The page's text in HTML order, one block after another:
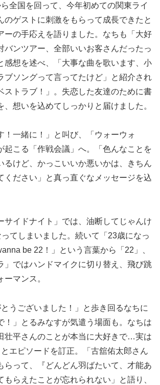
全国を回って、今年初めての関東ライ
のゲストに刺激をもらって成長できたと
ーの手応えを語りました。なちも「大好
バンツアー、全部いいお客さんだったっ
感想を述べ、「大事な曲を歌います、小
ブソングって言ってたけど」と紹介され
ストラブ！」。失恋した友達のために書
、想いを込めてしっかりと届けました。
！一緒に！」と叫び、「ウォーウォ
起こる「作戦会議」へ。「色んなことを
るけど、かっこいいか悪いかは、きちん
ください」と真っ直ぐなメッセージを込
サイドナイト」では、油断してじゃんけ
ってしまいました。続いて「23歳になっ
be 22！」という言葉から「22」、
」ではハンドマイクに切り替え、飛び跳
マンス。
うございました！」と歩き回るなちに
！」とるみなすが気遣う場面も。なちは
壮平さんのことが本当に大好きで…実は
エピソードを訂正。「古舘佑太郎さん
らって、『どんどん羽ばたいて、才能あ
もらえたことが忘れられない」と語り、